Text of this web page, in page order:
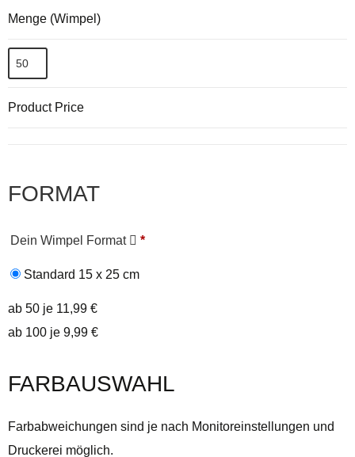
Menge (Wimpel)
Product Price
FORMAT
Dein Wimpel Format *
Standard 15 x 25 cm
ab 50 je 11,99 €
ab 100 je 9,99 €
FARBAUSWAHL
Farbabweichungen sind je nach Monitoreinstellungen und
Druckerei möglich.